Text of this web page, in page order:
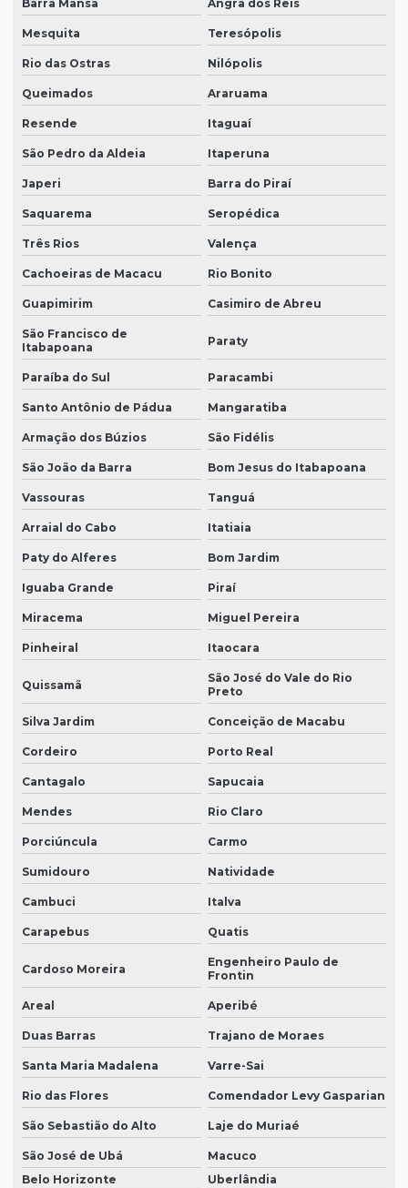
Barra Mansa Angra dos Reis
Mesquita Teresópolis
Rio das Ostras Nilópolis
Queimados Araruama
Resende Itaguaí
São Pedro da Aldeia Itaperuna
Japeri Barra do Piraí
Saquarema Seropédica
Três Rios Valença
Cachoeiras de Macacu Rio Bonito
Guapimirim Casimiro de Abreu
São Francisco de
Itabapoana
Paraty
Paraíba do Sul Paracambi
Santo Antônio de Pádua Mangaratiba
Armação dos Búzios São Fidélis
São João da Barra Bom Jesus do Itabapoana
Vassouras Tanguá
Arraial do Cabo Itatiaia
Paty do Alferes Bom Jardim
Iguaba Grande Piraí
Miracema Miguel Pereira
Pinheiral Itaocara
Quissamã
São José do Vale do Rio
Preto
Silva Jardim Conceição de Macabu
Cordeiro Porto Real
Cantagalo Sapucaia
Mendes Rio Claro
Porciúncula Carmo
Sumidouro Natividade
Cambuci Italva
Carapebus Quatis
Cardoso Moreira
Engenheiro Paulo de
Frontin
Areal Aperibé
Duas Barras Trajano de Moraes
Santa Maria Madalena Varre-Sai
Rio das Flores Comendador Levy Gasparian
São Sebastião do Alto Laje do Muriaé
São José de Ubá
Macuco
Belo Horizonte
Uberlândia